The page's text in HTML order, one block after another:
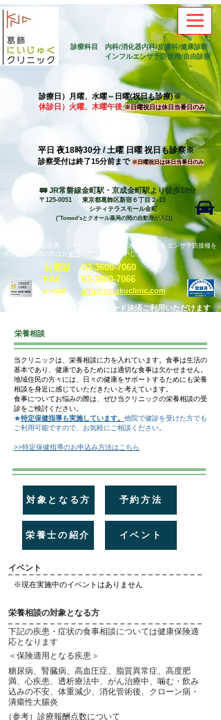
診療科目 内科/消化器内科/皮膚科/健康診断
インフルエンザ予防接種/自由診療
診療日）月曜、水曜～日曜(祝日も診療)※
休診日）火曜、木曜午後※日曜祝日は休日当番日のみ
平日 夜18時30分 / 土曜 日曜 祝日も診察※
​診察受付は終了15分前まで ※日曜祝日は休日当番日のみ
🚃 JR常磐線金町駅・京成金町駅より徒歩10分
〒125-0051 東京都葛飾区新宿６丁目２-15
シティテラスモール金町
(⁺Tomod'sとクオール薬局の間の自動扉が入口)
健康診断、美容点滴、ピーリング、各種ワクチン(インフルエンザ予防接種を
除く)をご希望の方はお 電話 にてご予約お願いします。
お電話03-3600-7060
​FAX 03-3600-7066
e-mail info@niijukuclinic.com​
各種クレジットカード、QRコード決済ご利用いただけます
栄養相談
当クリニックは、栄養相談に力を入れています。食事は生活の
基本であり、健康であるためには適切な食事は欠かせません。
地域住民の方々には、日々の健康をサポートするためにも栄養
相談を身近に感じていただきたいと考えています。
​食事についてお悩みの際は、ぜひ当クリニックの栄養相談の受
診をご検討ください。
★特定保健指導も実施しています。 他院で健診を受けた方でも
ご利用可能ですので、お気軽にご相談ください。
>>特定保健指導のお申込み方法はこちら
対象となる方
栄養士の紹介
予約方法
イベント
イベント
※現在実施中のイベントはありません
栄養相談の対象となる方
下記の疾患・症状の食事相談については健康保険適
応となります
＜保険適用となる疾患＞
糖尿病、腎臓病、高血圧症、脂質異常症、高度肥
満、心疾患、透析療法中、がん治療中、噛む・飲み
込みの不安、体重減少、消化管術後、クローン病・
潰瘍性大腸炎
（参考）診療報酬点数について